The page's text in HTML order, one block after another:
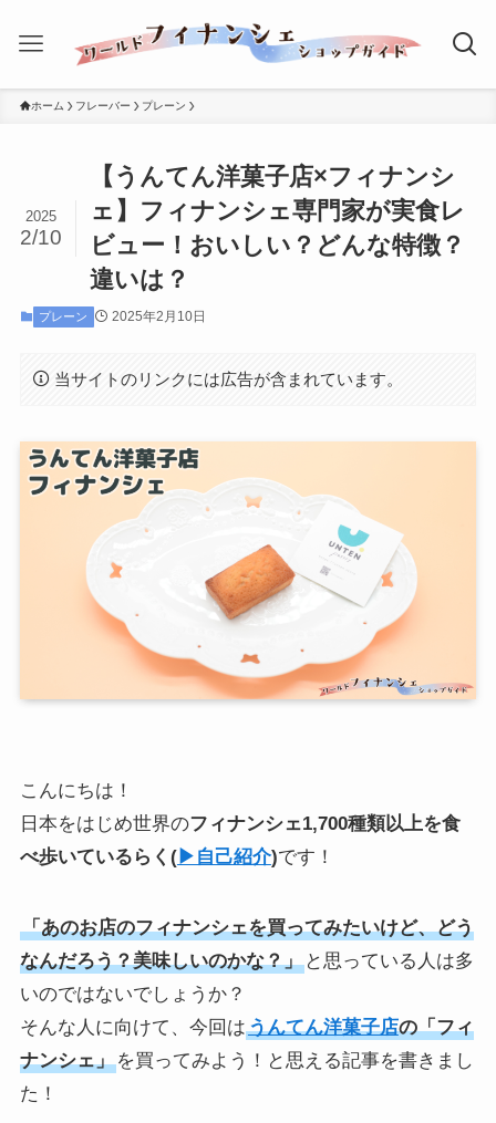
ホーム フレーバー プレーン
【うんてん洋菓子店×フィナンシ
ェ】フィナンシェ専門家が実食レ
ビュー！おいしい？どんな特徴？
違いは？
2025
2/10
プレーン 2025年2月10日
当サイトのリンクには広告が含まれています。
こんにちは！
日本をはじめ世界のフィナンシェ1,700種類以上を食
べ歩いている らく (▶︎自己紹介)です！
「あのお店のフィナンシェを買ってみたいけど、どう
なんだろう？美味しいのかな？」と思っている人は多
いのではないでしょうか？
そんな人に向けて、今回はうんてん洋菓子店の「フィ
ナンシェ」を買ってみよう！と思える記事を書きまし
た！